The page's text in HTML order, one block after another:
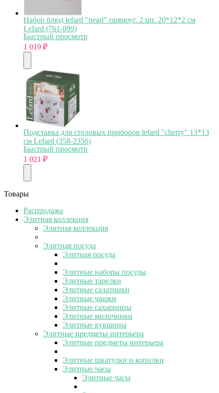
Набор блюд lefard "pearl" прямоуг. 2 шт. 20*12*2 см
Lefard (761-099)
Быстрый просмотр
1 019 ₽
Подставка для столовых приборов lefard "cherry" 13*13
см Lefard (358-2356)
Быстрый просмотр
1 021 ₽
Товары
Распродажа
Элитная коллекция
Элитная коллекция
Элитная посуда
Элитная посуда
Элитные наборы посуды
Элитные тарелки
Элитные салатники
Элитные чашки
Элитные сахарницы
Элитные молочники
Элитные кувшины
Элитные предметы интерьера
Элитные предметы интерьера
Элитные шкатулки и копилки
Элитные часы
Элитные часы